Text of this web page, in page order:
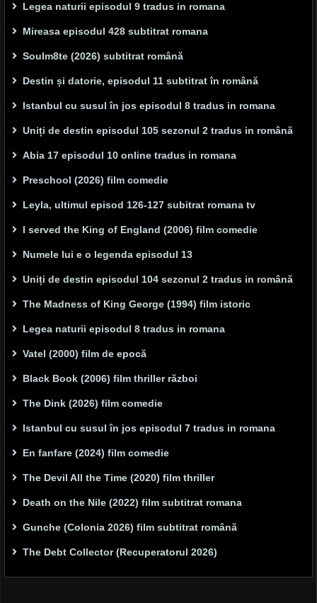
Legea naturii episodul 9 tradus in romana
Mireasa episodul 428 subtitrat romana
Soulm8te (2026) subtitrat română
Destin și datorie, episodul 11 subtitrat în română
Istanbul cu susul în jos episodul 8 tradus in romana
Uniți de destin episodul 105 sezonul 2 tradus in română
Abia 17 episodul 10 online tradus in romana
Preschool (2026) film comedie
Leyla, ultimul episod 126-127 subitrat romana tv
I served the King of England (2006) film comedie
Numele lui e o legenda episodul 13
Uniți de destin episodul 104 sezonul 2 tradus in română
The Madness of King George (1994) film istoric
Legea naturii episodul 8 tradus in romana
Vatel (2000) film de epocă
Black Book (2006) film thriller război
The Dink (2026) film comedie
Istanbul cu susul în jos episodul 7 tradus in romana
En fanfare (2024) film comedie
The Devil All the Time (2020) film thriller
Death on the Nile (2022) film subtitrat romana
Gunche (Colonia 2026) film subtitrat română
The Debt Collector (Recuperatorul 2026)